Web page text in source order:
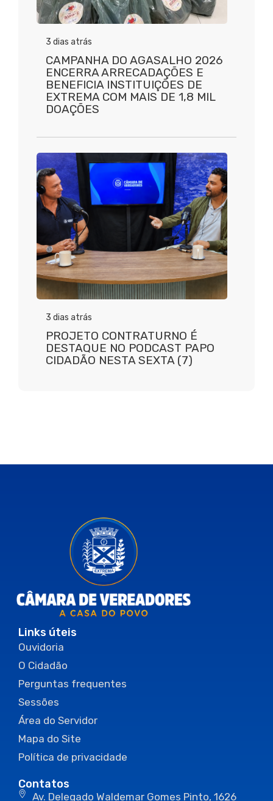
3 dias atrás
CAMPANHA DO AGASALHO 2026
ENCERRA ARRECADAÇÕES E
BENEFICIA INSTITUIÇÕES DE
EXTREMA COM MAIS DE 1,8 MIL
DOAÇÕES
3 dias atrás
PROJETO CONTRATURNO É
DESTAQUE NO PODCAST PAPO
CIDADÃO NESTA SEXTA (7)
Links úteis
Ouvidoria
O Cidadão
Perguntas frequentes
Sessões
Área do Servidor
Mapa do Site
Política de privacidade
Contatos
Av. Delegado Waldemar Gomes Pinto, 1626